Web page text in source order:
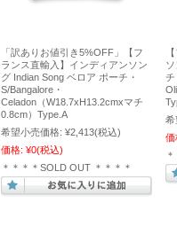
「訳ありお値引き5%OFF」【フ
ランス直輸入】インディアンソン
グ Indian Song ベロア ポーチ・
S/Bangalore・
Celadon（W18.7xH13.2cmxマチ
0.8cm）Type.A
希望小売価格: ¥2,413(税込)
価格: ¥0(税込)
＊＊＊＊SOLD OUT ＊＊＊＊
チ
希
価